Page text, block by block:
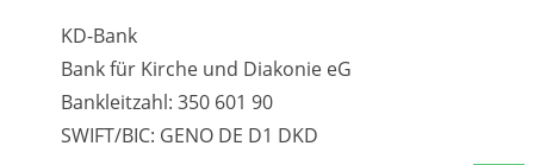
KD-Bank
Bank für Kirche und Diakonie eG
Bankleitzahl: 350 601 90
SWIFT/BIC: GENO DE D1 DKD